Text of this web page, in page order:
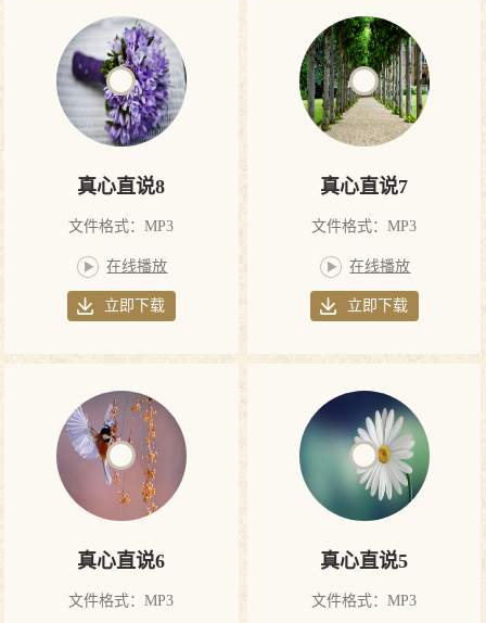
真心直说8
文件格式：MP3
在线播放
立即下载
真心直说7
文件格式：MP3
在线播放
立即下载
真心直说6
文件格式：MP3
真心直说5
文件格式：MP3